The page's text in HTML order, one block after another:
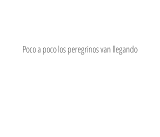
Poco a poco los peregrinos van llegando